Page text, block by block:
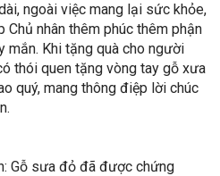
ngoài việc mang lại sức khỏe,
Chủ nhân thêm phúc thêm phận
mắn. Khi tặng quà cho người
thói quen tặng vòng tay gỗ xưa
quý, mang thông điệp lời chúc
Gỗ sưa đỏ đã được chứng